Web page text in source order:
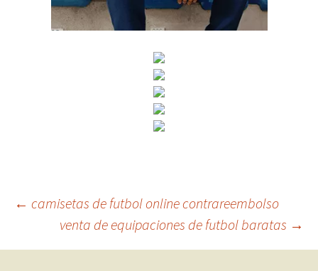
Navegación
de
← camisetas de futbol online contrareembolso
venta de equipaciones de futbol baratas →